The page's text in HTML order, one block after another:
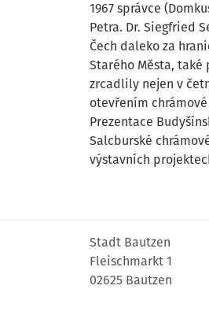
1967 správce
Petra. Dr. Siegfried
Čech daleko za
Starého Města, také
zrcadlily nejen v
otevřením
Prezentace
Salcburské
výstavních
Stadt Bautzen
Fleischmarkt 1
02625 Bautzen